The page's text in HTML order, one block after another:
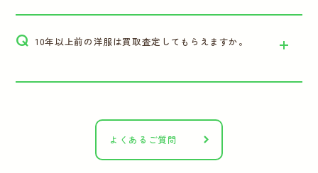
Q 10年以上前の洋服は買取査定してもらえますか。
よくあるご質問